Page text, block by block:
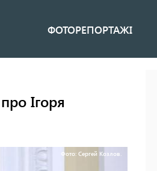
ФОТОРЕПОРТАЖІ
Ігоря
Фото: Сергей Козлов.